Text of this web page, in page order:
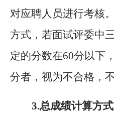
对应聘人员进行考核
方式，若面试评委中
定的分数在60分以下
分者，视为不合格，
3.总成绩计算方式